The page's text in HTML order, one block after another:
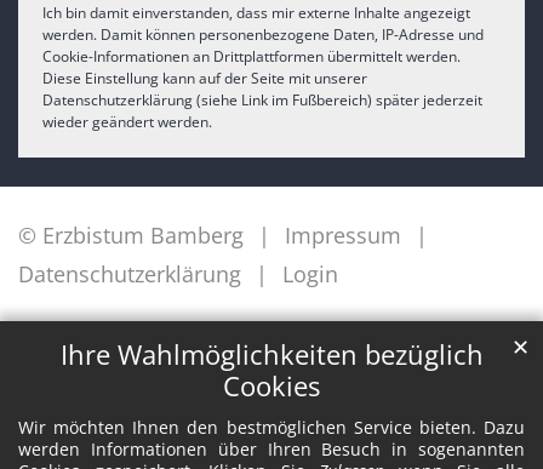
Ihre Wahlmöglichkeiten bezüglich
Cookies
Wir möchten Ihnen den bestmöglichen Service bieten. Dazu
werden Informationen über Ihren Besuch in sogenannten
✕
Ich bin damit einverstanden, dass mir externe Inhalte angezeigt
werden. Damit können personenbezogene Daten, IP-Adresse und
Cookie-Informationen an Drittplattformen übermittelt werden.
Diese Einstellung kann auf der Seite mit unserer
Datenschutzerklärung (siehe Link im Fußbereich) später jederzeit
wieder geändert werden.
© Erzbistum Bamberg
Impressum
Datenschutzerklärung
Login